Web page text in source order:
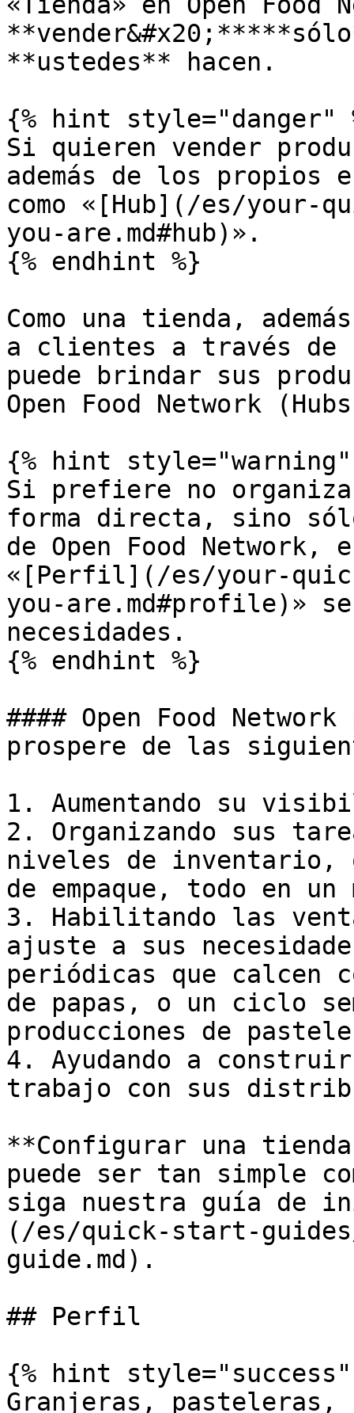
**ustedes** hacen.
{% hint style="danger"
Si quieren vender
además de los propios
como «[Hub](/es/your-
you-are.md#hub)».
{% endhint %}
Como una tienda,
a clientes a través de
puede brindar sus
Open Food Network
{% hint style="warning"
Si prefiere no
forma directa, sino
de Open Food
«[Perfil](/es/your-
you-are.md#profile)»
necesidades.
{% endhint %}
#### Open Food
prospere de las
1. Aumentando su
2. Organizando sus
niveles de inventario,
de empaque, todo en
3. Habilitando las
ajuste a sus
periódicas que calcen
de papas, o un ciclo
producciones de
4. Ayudando a
trabajo con sus
**Configurar una tienda
puede ser tan simple
siga nuestra guía de
(/es/quick-start-
guide.md).
## Perfil
{% hint style="success"
Granjeras, pasteleras,